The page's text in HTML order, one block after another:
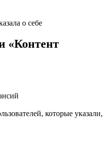
о себе
«Контент
которые указали,